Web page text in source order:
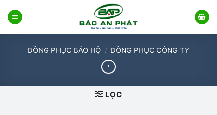
qua
ĐỒNG PHỤC BẢO HỘ / ĐỒNG PHỤC CÔNG TY
LỌC